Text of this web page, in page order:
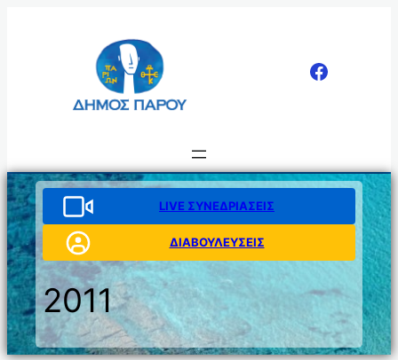
LIVE ΣΥΝΕΔΡΙΑΣΕΙΣ
ΔΙΑΒΟΥΛΕΥΣΕΙΣ
2011